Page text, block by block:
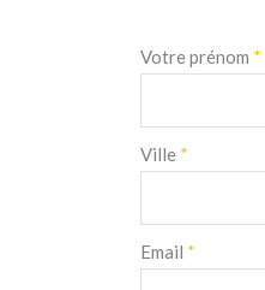
Votre prénom *
Ville *
Email *